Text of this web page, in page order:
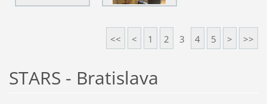
<< < 1 2 3 4 5 > >>
STARS - Bratislava